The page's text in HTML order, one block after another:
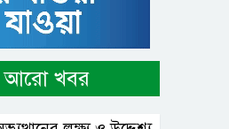
আরো খবর